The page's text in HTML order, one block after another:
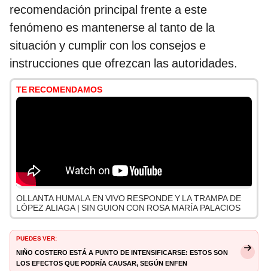
recomendación principal frente a este
fenómeno es mantenerse al tanto de la
situación y cumplir con los consejos e
instrucciones que ofrezcan las autoridades.
TE RECOMENDAMOS
OLLANTA HUMALA EN VIVO RESPONDE Y LA TRAMPA DE
LÓPEZ ALIAGA | SIN GUION CON ROSA MARÍA PALACIOS
PUEDES VER:
Niño Costero está a punto de intensificarse: estos son
los efectos que podría causar, según ENFEN